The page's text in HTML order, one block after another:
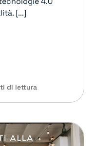
[...]
di lettura